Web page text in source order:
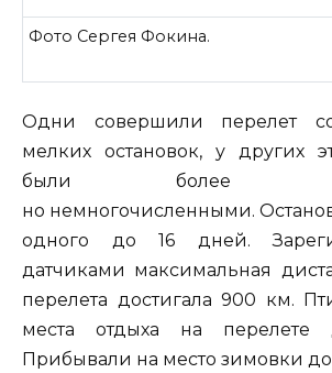
Фото Сергея Фокина.
Одни совершили перелет
мелких остановок, у других
были более
но немногочисленными.
одного до 16 дней.
датчиками максимальная
перелета достигала 900 км.
места отдыха на перелете
Прибывали на место зимовки